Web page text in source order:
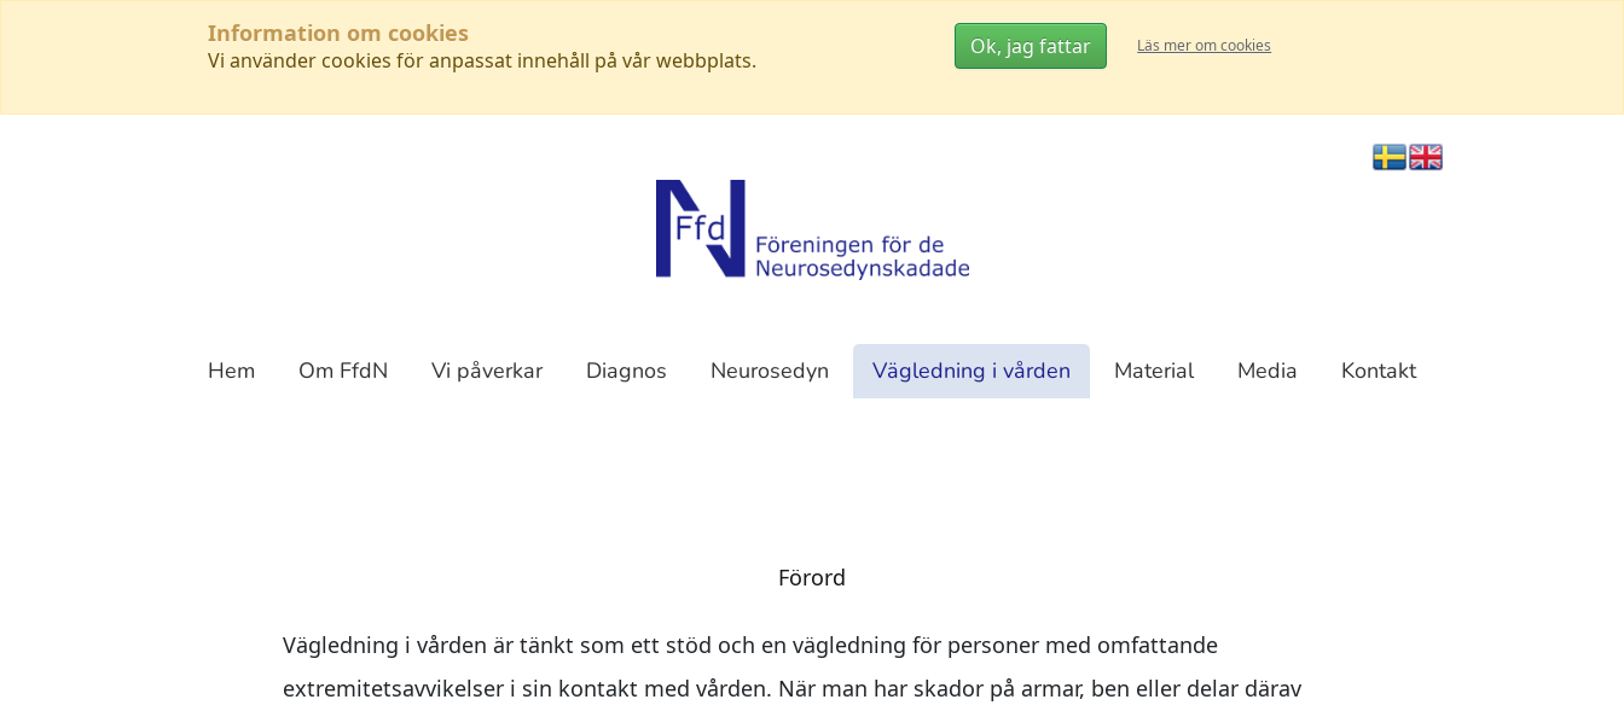
Information om cookies
Vi använder cookies för anpassat innehåll på vår webbplats.
Ok, jag fattar Läs mer om cookies
Hem Om FfdN Vi påverkar Diagnos Neurosedyn Vägledning i vården Material Media Kontakt
Förord
Vägledning i vården är tänkt som ett stöd och en vägledning för personer med omfattande
extremitetsavvikelser i sin kontakt med vården. När man har skador på armar, ben eller delar därav